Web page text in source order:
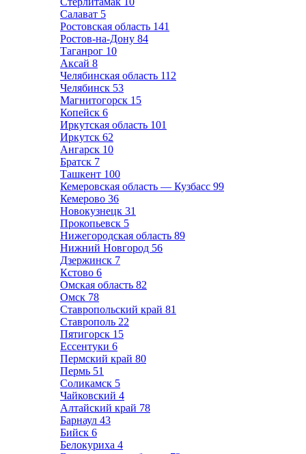
Салават 5
Ростовская область 141
Ростов-на-Дону 84
Таганрог 10
Аксай 8
Челябинская область 112
Челябинск 53
Магнитогорск 15
Копейск 6
Иркутская область 101
Иркутск 62
Ангарск 10
Братск 7
Ташкент 100
Кемеровская область — Кузбасс 99
Кемерово 36
Новокузнецк 31
Прокопьевск 5
Нижегородская область 89
Нижний Новгород 56
Дзержинск 7
Кстово 6
Омская область 82
Омск 78
Ставропольский край 81
Ставрополь 22
Пятигорск 15
Ессентуки 6
Пермский край 80
Пермь 51
Соликамск 5
Чайковский 4
Алтайский край 78
Барнаул 43
Бийск 6
Белокуриха 4